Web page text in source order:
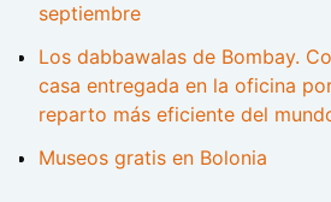
septiembre
Los dabbawalas de Bombay.
casa entregada en la oficina
reparto más eficiente del
Museos gratis en Bolonia